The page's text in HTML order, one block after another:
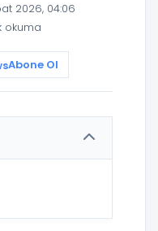
2026, 04:06
okuma
Abone Ol